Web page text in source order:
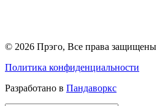
© 2026 Прэго, Все права защищены
Политика конфиденциальности
Разработано в Пандаворкс